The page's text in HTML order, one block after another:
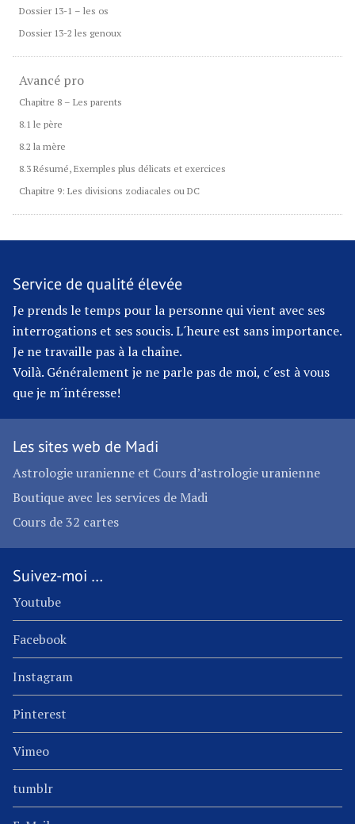
Dossier 13-1 – les os
Dossier 13-2 les genoux
Avancé pro
Chapitre 8 – Les parents
8.1 le père
8.2 la mère
8.3 Résumé, Exemples plus délicats et exercices
Chapitre 9: Les divisions zodiacales ou DC
Service de qualité élevée
Je prends le temps pour la personne qui vient avec ses
interrogations et ses soucis. L´heure est sans importance.
Je ne travaille pas à la chaîne.
Voilà. Généralement je ne parle pas de moi, c´est à vous
que je m´intéresse!
Les sites web de Madi
Astrologie uranienne et Cours d’astrologie uranienne
Boutique avec les services de Madi
Cours de 32 cartes
Suivez-moi …
Youtube
Facebook
Instagram
Pinterest
Vimeo
tumblr